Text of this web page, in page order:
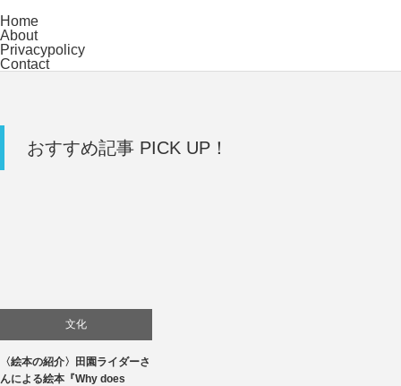
Home
About
Privacypolicy
Contact
おすすめ記事 PICK UP！
文化
〈絵本の紹介〉田園ライダーさ
んによる絵本『Why does